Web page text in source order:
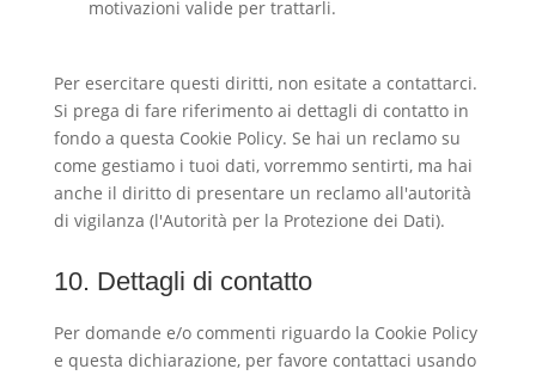
motivazioni valide per trattarli.
Per esercitare questi diritti, non esitate a contattarci.
Si prega di fare riferimento ai dettagli di contatto in
fondo a questa Cookie Policy. Se hai un reclamo su
come gestiamo i tuoi dati, vorremmo sentirti, ma hai
anche il diritto di presentare un reclamo all'autorità
di vigilanza (l'Autorità per la Protezione dei Dati).
10. Dettagli di contatto
Per domande e/o commenti riguardo la Cookie Policy
e questa dichiarazione, per favore contattaci usando